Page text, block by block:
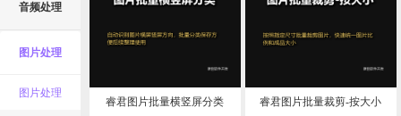
音频处理
图片处理
图片处理
睿君图片批量横竖屏分类 睿君图片批量裁剪-按大小